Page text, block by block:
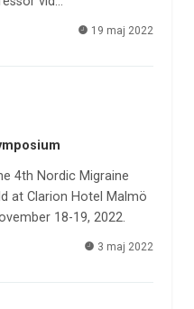
19 maj 2022
4th Nordic Migraine
at Clarion Hotel Malmö
18-19, 2022.
3 maj 2022